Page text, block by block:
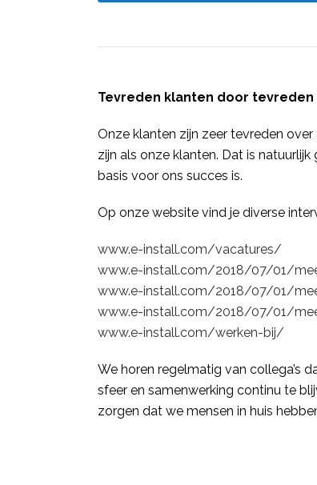
Tevreden klanten door
Onze klanten zijn zeer tevreden
zijn als onze klanten. Dat is
basis voor ons succes is.
Op onze website vind je diverse
www.e-install.com/vacatures/
www.e-install.com/2018/07/01/
www.e-install.com/2018/07/01/
www.e-install.com/2018/07/01/
www.e-install.com/werken-bij/
We horen regelmatig van collega’s
sfeer en samenwerking continu te
zorgen dat we mensen in huis